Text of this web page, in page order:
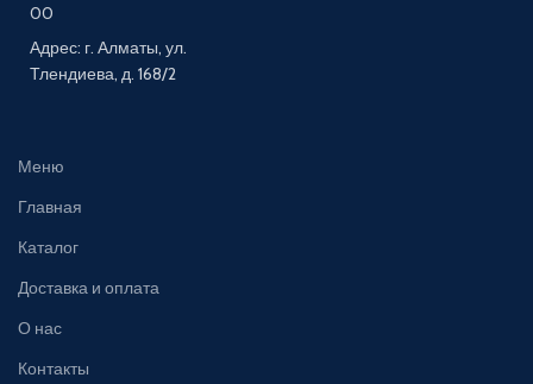
00
Адрес: г. Алматы, ул.
Тлендиева, д. 168/2
Меню
Главная
Каталог
Доставка и оплата
О нас
Контакты